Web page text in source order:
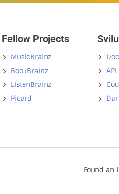
Fellow Projects
MusicBrainz
BookBrainz
ListenBrainz
Picard
API
Found an